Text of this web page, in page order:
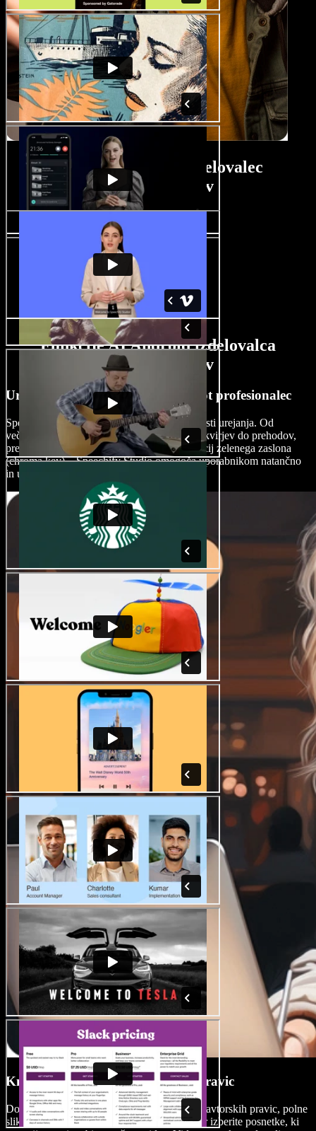
Vodič za Android izdelovalec
videoposnetkov
Funkcije AI Android izdelovalca
videoposnetkov
Urejajte Android videoposnetke kot profesionalec
Speechify Studio ponuja napredne zmogljivosti urejanja. Od
večtirnega urejanja, slike v sliki in ključnih okvirjev do prehodov,
prekrivanj, nalepk, zvočnih učinkov ter funkcij zelenega zaslona
(chroma key) – Speechify Studio omogoča uporabnikom natančno
in ustvarjalno urejanje videoposnetkov.
Knjižnica vsebine brez avtorskih pravic
Dostopajte do obsežne knjižnice vsebin brez avtorskih pravic, polne
slik, videoposnetkov in brezplačne glasbe, ter izberite posnetke, ki